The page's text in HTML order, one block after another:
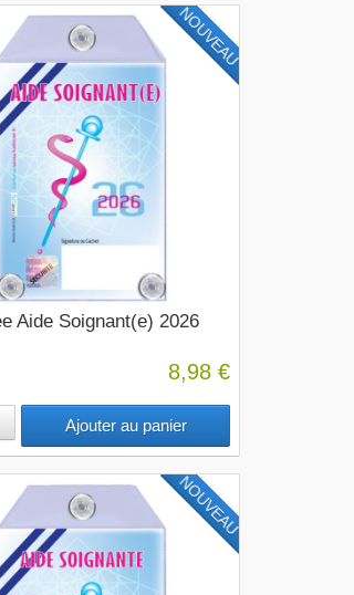
NOUVEAU
Aide Soignant(e) 2026
8,98 €
Ajouter au panier
NOUVEAU